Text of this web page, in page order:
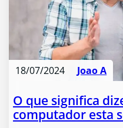
18/07/2024 Joao A
O que significa
computador esta